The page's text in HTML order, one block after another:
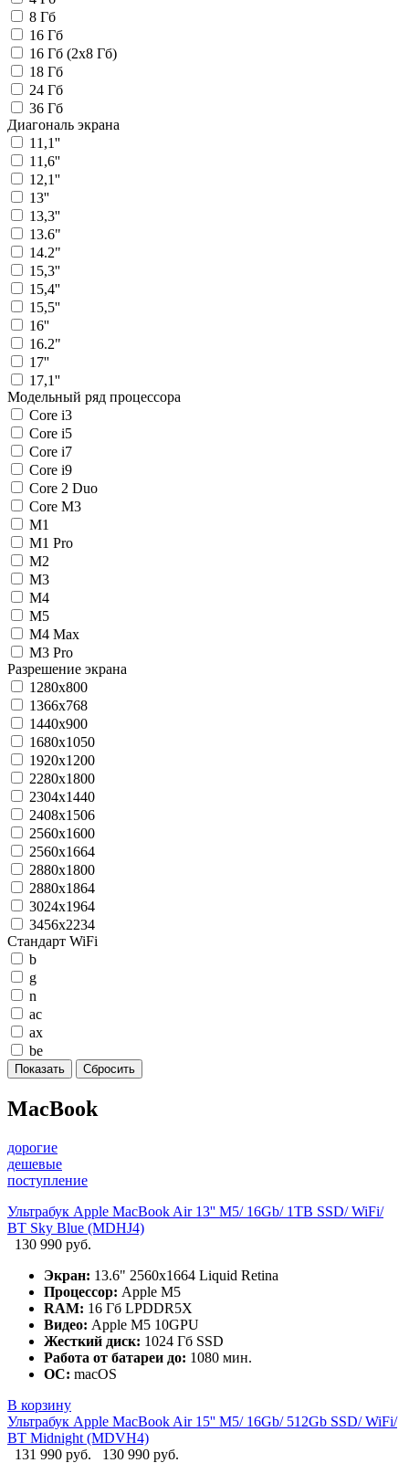
8 Гб
16 Гб
16 Гб (2х8 Гб)
18 Гб
24 Гб
36 Гб
Диагональ экрана
11,1''
11,6''
12,1''
13''
13,3''
13.6"
14.2"
15,3''
15,4''
15,5''
16''
16.2"
17''
17,1''
Модельный ряд процессора
Core i3
Core i5
Core i7
Core i9
Core 2 Duo
Core M3
M1
M1 Pro
M2
M3
M4
M5
M4 Max
M3 Pro
Разрешение экрана
1280x800
1366х768
1440x900
1680x1050
1920x1200
2280x1800
2304x1440
2408x1506
2560x1600
2560x1664
2880x1800
2880x1864
3024x1964
3456х2234
Стандарт WiFi
b
g
n
ac
ax
be
MacBook
дорогие
дешевые
поступление
Ультрабук Apple MacBook Air 13'' M5/ 16Gb/ 1TB SSD/ WiFi/
BT Sky Blue (MDHJ4)
130 990 руб.
Экран: 13.6" 2560x1664 Liquid Retina
Процессор: Apple M5
RAM: 16 Гб LPDDR5X
Видео: Apple M5 10GPU
Жесткий диск: 1024 Гб SSD
Работа от батареи до: 1080 мин.
ОС: macOS
В корзину
Ультрабук Apple MacBook Air 15'' M5/ 16Gb/ 512Gb SSD/ WiFi/
BT Midnight (MDVH4)
131 990 руб.
130 990 руб.